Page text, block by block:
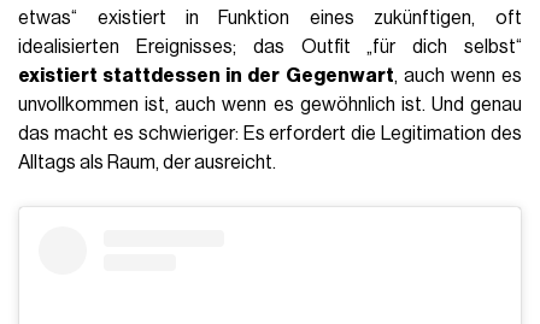
etwas“ existiert in Funktion eines zukünftigen, oft
idealisierten Ereignisses; das Outfit „für dich selbst“
existiert stattdessen in der Gegenwart, auch wenn es
unvollkommen ist, auch wenn es gewöhnlich ist. Und genau
das macht es schwieriger: Es erfordert die Legitimation des
Alltags als Raum, der ausreicht.